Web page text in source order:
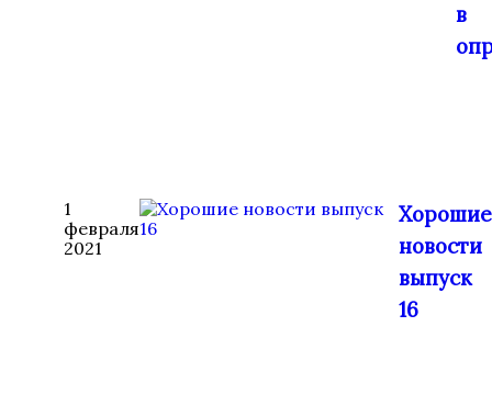
в
1
февраля
2021
Хорошие
новости
выпуск
16